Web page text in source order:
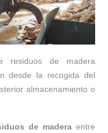
residuos de madera
desde la recogida del
almacenamiento o
de maderaentre